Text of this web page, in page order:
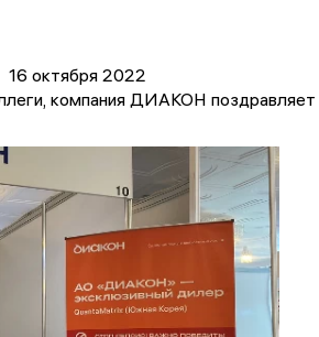
16 октября 2022
компания ДИАКОН поздравляет